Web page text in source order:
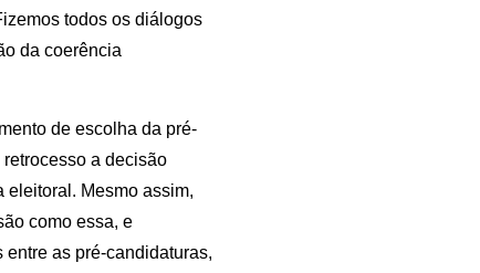
todos os diálogos
da coerência
de escolha da pré-
a decisão
eleitoral. Mesmo assim,
como essa, e
as pré-candidaturas,